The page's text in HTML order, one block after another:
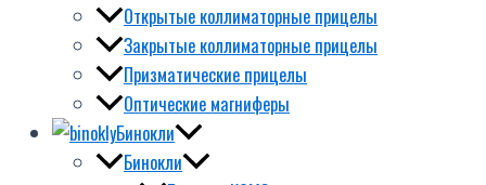
Открытые коллиматорные прицелы
Закрытые коллиматорные прицелы
Призматические прицелы
Оптические магниферы
Бинокли
Бинокли